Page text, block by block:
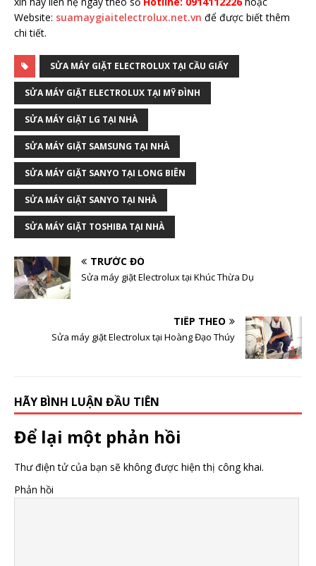
Website: suamaygiaitelectrolux.net.vn để được biết thêm
chi tiết.
SỬA MÁY GIẶT ELECTROLUX TẠI CẦU GIẤY
SỬA MÁY GIẶT ELECTROLUX TẠI MỸ ĐÌNH
SỬA MÁY GIẶT LG TẠI NHÀ
SỬA MÁY GIẶT SAMSUNG TẠI NHÀ
SỬA MÁY GIẶT SANYO TẠI LONG BIÊN
SỬA MÁY GIẶT SANYO TẠI NHÀ
SỬA MÁY GIẶT TOSHIBA TẠI NHÀ
TRƯỚC ĐÓ
Sửa máy giặt Electrolux tại Khúc Thừa Dụ
TIẾP THEO
Sửa máy giặt Electrolux tại Hoàng Đạo Thúy
HÃY BÌNH LUẬN ĐẦU TIÊN
Để lại một phản hồi
Thư điện tử của bạn sẽ không được hiện thị công khai.
Phản hồi